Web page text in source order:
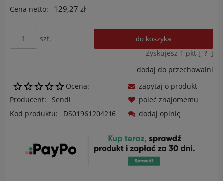
Cena netto: 129,27 zł
szt. do koszyka
Zyskujesz 1 pkt [ ? ]
dodaj do przechowalni
Ocena:
Producent:
Sendi
Kod produktu:
DS01961204216
zapytaj o produkt
poleć znajomemu
dodaj opinię